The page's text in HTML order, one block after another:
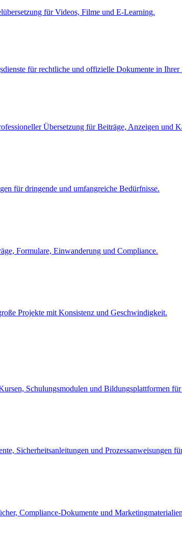
für Videos, Filme und E-Learning.
für rechtliche und offizielle Dokumente in Ihrer
Übersetzung für Beiträge, Anzeigen und
für dringende und umfangreiche Bedürfnisse.
Formulare, Einwanderung und Compliance.
Projekte mit Konsistenz und Geschwindigkeit.
Schulungsmodulen und Bildungsplattformen
Sicherheitsanleitungen und Prozessanweisungen
Compliance-Dokumente und